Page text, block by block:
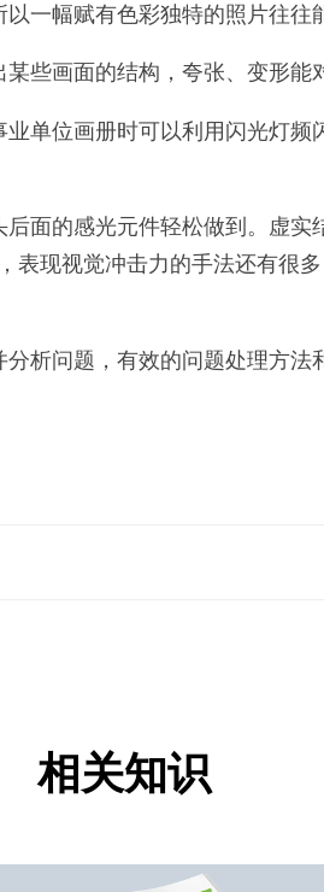
一幅赋有色彩独特的照片往往
些画面的结构，夸张、变形能
单位画册时可以利用闪光灯
面的感光元件轻松做到。虚
表现视觉冲击力的手法还有很
析问题，有效的问题处理方
相关知识